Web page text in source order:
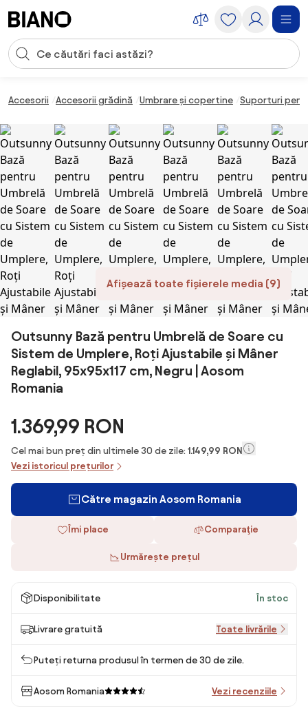
Introducerea căutării
Accesorii Accesorii grădină Umbrare și copertine Suporturi
Afișează toate fișierele media (9)
Outsunny Bază pentru Umbrelă de Soare cu
Sistem de Umplere, Roți Ajustabile și Mâner
Reglabil, 95x95x117 cm, Negru | Aosom
Romania
1.369,99 RON
Cel mai bun preț din ultimele 30 de zile: 1.149,99 RON
Vezi istoricul prețurilor
Către magazin Aosom Romania
Îmi place Comparaţie
Urmărește prețul
Disponibilitate În stoc
Livrare gratuită Toate livrările
Puteți returna produsul în termen de 30 de zile.
Aosom Romania Vezi recenziile